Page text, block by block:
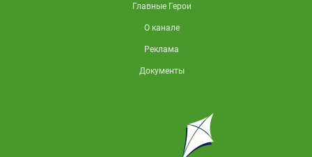
Главные Герои
О канале
Реклама
Документы